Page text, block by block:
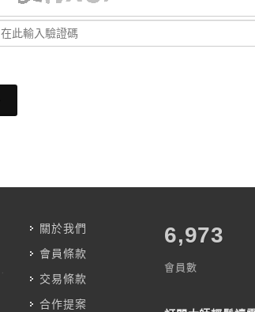
關於我們
會員條款
交易條款
合作提案
7,787
會員數